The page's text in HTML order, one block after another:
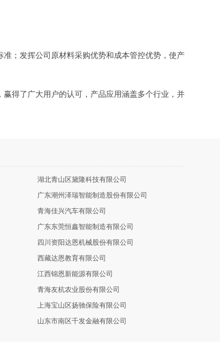
；发挥公司原材料采购优势和成本管控优势，使产
得了广大用户的认可，产品应用涵盖多个行业，并
湖北青山区黛隆科技有限公司
广东潮州泽瑞智能制造股份有限公司
青海佳兴汽车有限公司
广东东莞恒鑫智能制造有限公司
四川资阳达恩机械股份有限公司
西藏达恩教育有限公司
江西锦恩新能源有限公司
青海友杭农业股份有限公司
上海宝山区扬驰保险有限公司
山东市南区千发金融有限公司